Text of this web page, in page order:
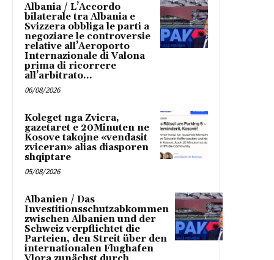
Albania / L’Accordo
bilaterale tra Albania e
Svizzera obbliga le parti a
negoziare le controversie
relative all’Aeroporto
Internazionale di Valona
prima di ricorrere
all’arbitrato...
06/08/2026
Koleget nga Zvicra,
gazetaret e 20Minuten ne
Kosove takojne «vendasit
zviceran» alias diasporen
shqiptare
05/08/2026
Albanien / Das
Investitionsschutzabkommen
zwischen Albanien und der
Schweiz verpflichtet die
Parteien, den Streit über den
internationalen Flughafen